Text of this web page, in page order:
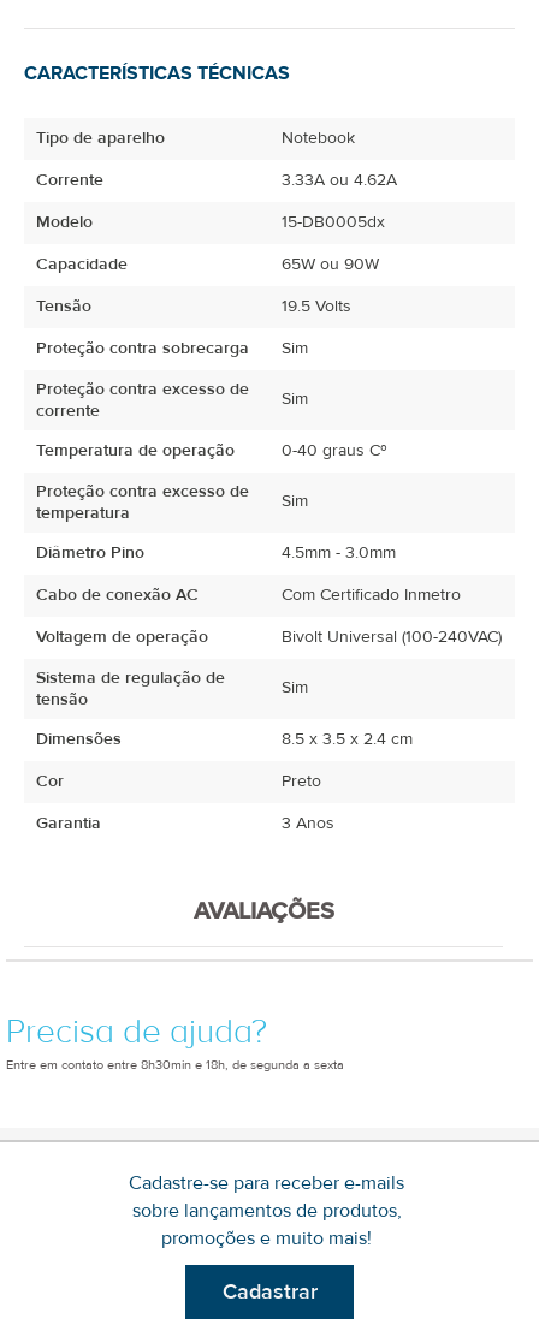
CARACTERÍSTICAS TÉCNICAS
Tipo de aparelho
Notebook
Corrente
3.33A ou 4.62A
Modelo
15-DB0005dx
Capacidade
65W ou 90W
Tensão
19.5 Volts
Proteção contra sobrecarga
Sim
Proteção contra excesso de
corrente
Sim
Temperatura de operação
0-40 graus Cº
Proteção contra excesso de
temperatura
Sim
Diâmetro Pino
4.5mm - 3.0mm
Cabo de conexão AC
Com Certificado Inmetro
Voltagem de operação
Bivolt Universal (100-240VAC)
Sistema de regulação de
tensão
Sim
Dimensões
8.5 x 3.5 x 2.4 cm
Cor
Preto
Garantia
3 Anos
AVALIAÇÕES
Precisa de ajuda?
Entre em contato entre 8h30min e 18h, de segunda a sexta
Cadastre-se para receber e-mails
sobre lançamentos de produtos,
promoções e muito mais!
Cadastrar